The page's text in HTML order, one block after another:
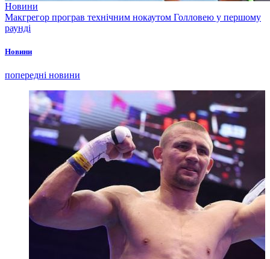
Новини
Макгрегор програв технічним нокаутом Голловею у першому
раунді
Новини
попередні новини